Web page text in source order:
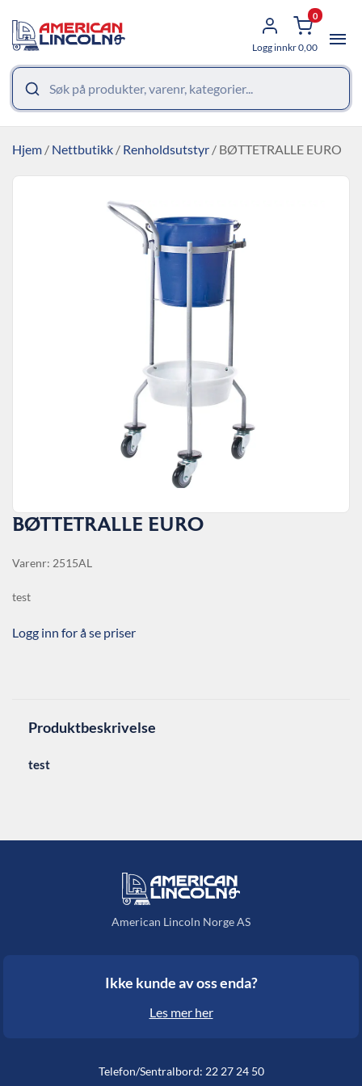
Logg inn
0
kr0,00
Hjem / Nettbutikk / Renholdsutstyr / BØTTETRALLE EURO
BØTTETRALLE EURO
Varenr: 2515AL
test
Logg inn for å se priser
Produktbeskrivelse
test
American Lincoln Norge AS
Ikke kunde av oss enda?
Les mer her
Telefon/Sentralbord: 22 27 24 50